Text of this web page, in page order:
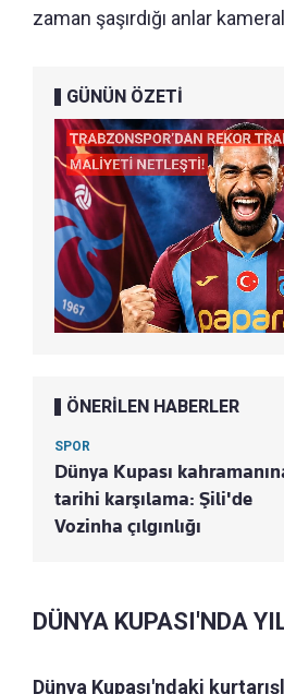
zaman şaşırdığı anlar
GÜNÜN ÖZETİ
ÖNERİLEN HABERLER
SPOR
Dünya Kupası
tarihi karşılama: Şili'de
Vozinha çılgınlığı
DÜNYA KUPASI'NDA
Dünya Kupası'ndaki